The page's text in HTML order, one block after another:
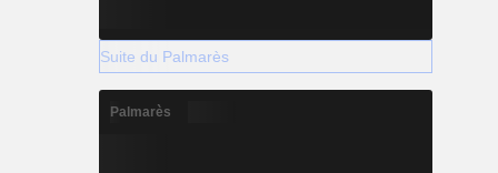
Suite du Palmarès
Palmarès